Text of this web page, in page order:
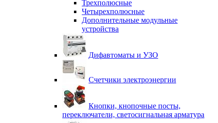
Трехполюсные
Четырехполюсные
Дополнительные модульные
устройства
Дифавтоматы и УЗО
Счетчики электроэнергии
Кнопки, кнопочные посты,
переключатели, светосигнальная арматура